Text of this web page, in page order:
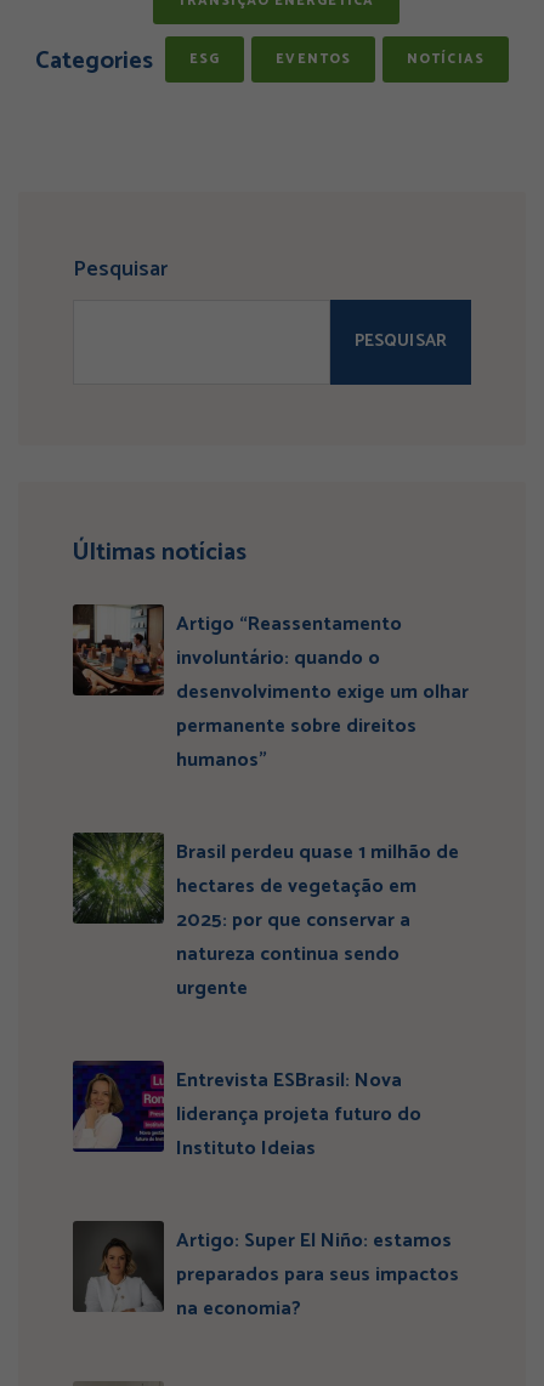
Categories ESG EVENTOS NOTÍCIAS
Pesquisar
PESQUISAR
Últimas notícias
Artigo “Reassentamento
involuntário: quando o
desenvolvimento exige um olhar
permanente sobre direitos
humanos”
Brasil perdeu quase 1 milhão de
hectares de vegetação em
2025: por que conservar a
natureza continua sendo
urgente
Entrevista ESBrasil: Nova
liderança projeta futuro do
Instituto Ideias
Artigo: Super El Niño: estamos
preparados para seus impactos
na economia?